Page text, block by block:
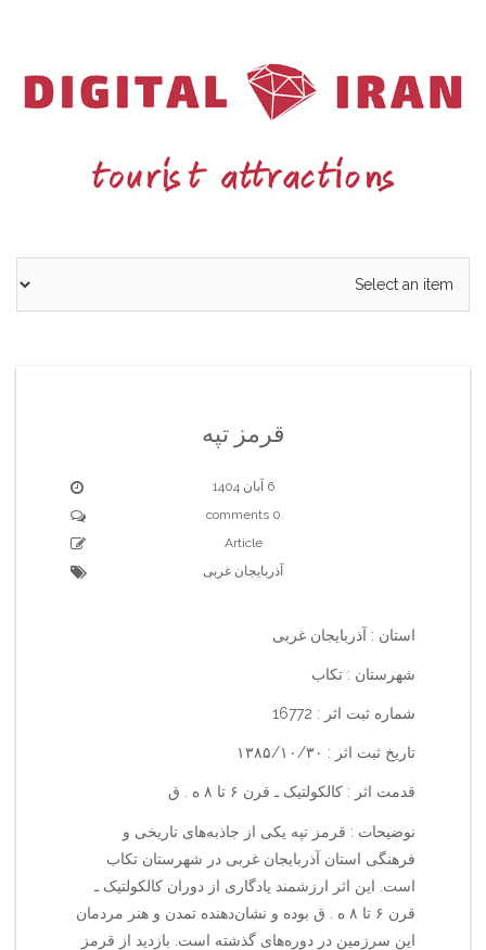
قرمز تپه
6 آبان 1404
0 comments
Article
آذربایجان غربی
استان : آذربایجان غربی
شهرستان : تکاب
شماره ثبت اثر : 16772
تاریخ ثبت اثر : ۱۳۸۵/۱۰/۳۰
قدمت اثر : کالکولتیک ـ قرن ۶ تا ۸ ه . ق
نوضیحات : قرمز تپه یکی از جاذبه‌های تاریخی و
فرهنگی استان آذربایجان غربی در شهرستان تکاب
است. این اثر ارزشمند یادگاری از دوران کالکولتیک ـ
قرن ۶ تا ۸ ه . ق بوده و نشان‌دهنده تمدن و هنر مردمان
این سرزمین در دوره‌های گذشته است. بازدید از قرمز